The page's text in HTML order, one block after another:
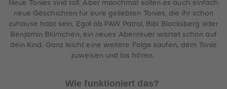
Neue Tonies sind toll. Aber manchmal sollen es auch einfach
neue Geschichten für eure geliebten Tonies, die ihr schon
zuhause habt sein. Egal ob PAW Patrol, Bibi Blocksberg oder
Benjamin Blümchen, ein neues Abenteuer wartet schon auf
dein Kind. Ganz leicht eine weitere Folge kaufen, dem Tonie
zuweisen und los hören.
Wie funktioniert das?